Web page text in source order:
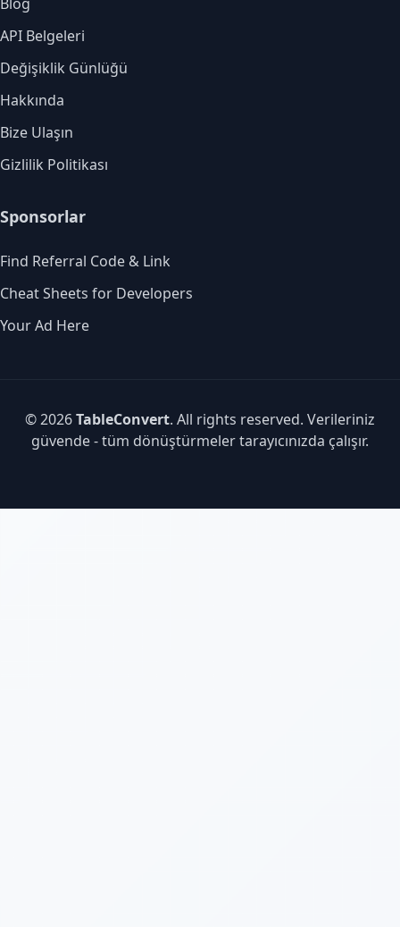
API Belgeleri
Değişiklik Günlüğü
Hakkında
Bize Ulaşın
Gizlilik Politikası
Sponsorlar
Find Referral Code & Link
Cheat Sheets for Developers
Your Ad Here
© 2026TableConvert. All rights reserved. Verileriniz
güvende - tüm dönüştürmeler tarayıcınızda çalışır.